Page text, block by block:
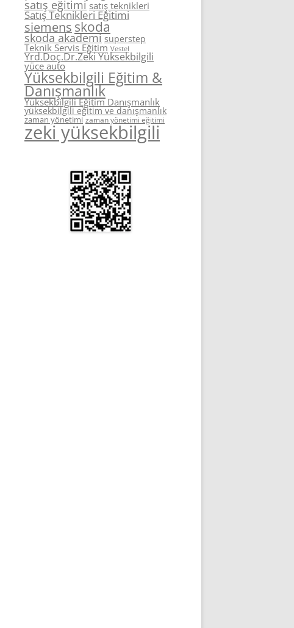
satış eğitimi satış teknikleri
Satış Teknikleri Eğitimi
siemens skoda
skoda akademi superstep
Teknik Servis Eğitim Vestel
Yrd.Doç.Dr.Zeki Yüksekbilgili
yüce auto
Yüksekbilgili Eğitim &
Danışmanlık
Yüksekbilgili Eğitim Danışmanlık
yüksekbilgili eğitim ve danışmanlık
zaman yönetimi zaman yönetimi eğitimi
zeki yüksekbilgili